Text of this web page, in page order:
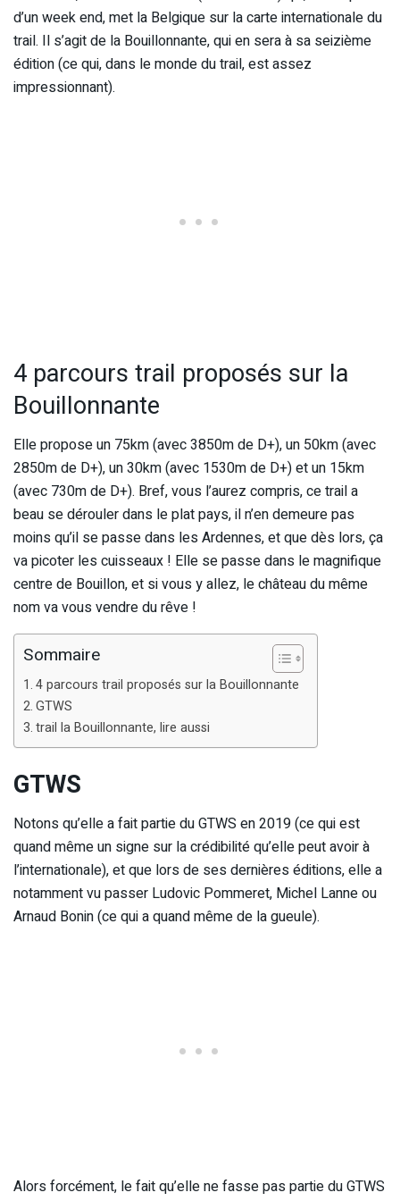
d’un week end, met la Belgique sur la carte internationale du
trail. Il s’agit de la Bouillonnante, qui en sera à sa seizième
édition (ce qui, dans le monde du trail, est assez
impressionnant).
4 parcours trail proposés sur la
Bouillonnante
Elle propose un 75km (avec 3850m de D+), un 50km (avec
2850m de D+), un 30km (avec 1530m de D+) et un 15km
(avec 730m de D+). Bref, vous l’aurez compris, ce trail a
beau se dérouler dans le plat pays, il n’en demeure pas
moins qu’il se passe dans les Ardennes, et que dès lors, ça
va picoter les cuisseaux ! Elle se passe dans le magnifique
centre de Bouillon, et si vous y allez, le château du même
nom va vous vendre du rêve !
Sommaire
4 parcours trail proposés sur la Bouillonnante
GTWS
trail la Bouillonnante, lire aussi
GTWS
Notons qu’elle a fait partie du GTWS en 2019 (ce qui est
quand même un signe sur la crédibilité qu’elle peut avoir à
l’internationale), et que lors de ses dernières éditions, elle a
notamment vu passer Ludovic Pommeret, Michel Lanne ou
Arnaud Bonin (ce qui a quand même de la gueule).
Alors forcément, le fait qu’elle ne fasse pas partie du GTWS